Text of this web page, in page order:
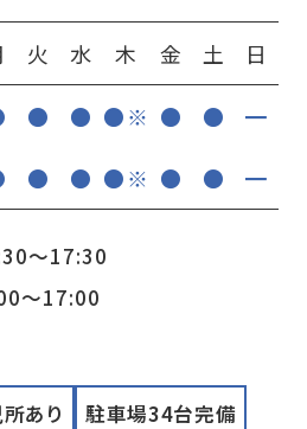
火 水 木 金 土 日
● ● ●※ ● ●
━
● ● ●※ ● ● ━
〜17:30
〜17:00
あり 駐車場34台完備